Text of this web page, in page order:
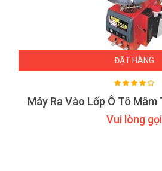
ĐẶT HÀNG
Vui lòng gọi